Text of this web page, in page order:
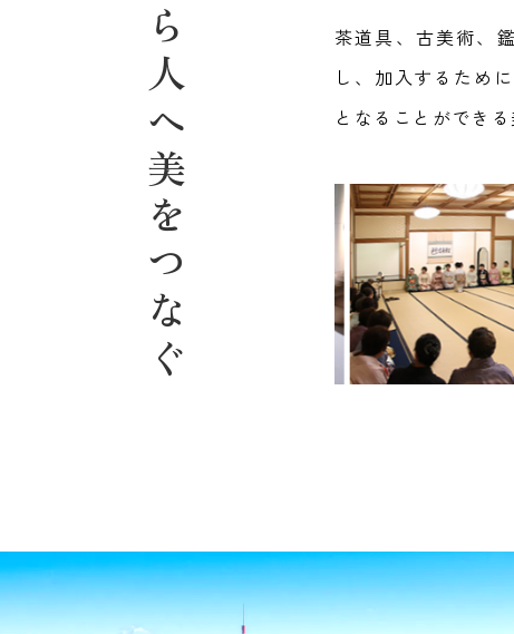
人から人へ美をつなぐ
茶道具、古美術、
し、加入するため
となることができ